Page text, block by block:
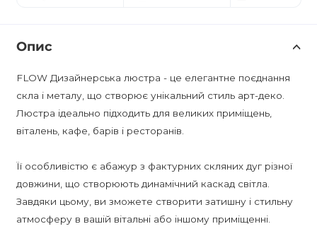
Опис
FLOW Дизайнерська люстра - це елегантне поєднання
скла і металу, що створює унікальний стиль арт-деко.
Люстра ідеально підходить для великих приміщень,
віталень, кафе, барів і ресторанів.
Її особливістю є абажур з фактурних скляних дуг різної
довжини, що створюють динамічний каскад світла.
Завдяки цьому, ви зможете створити затишну і стильну
атмосферу в вашій вітальні або іншому приміщенні.